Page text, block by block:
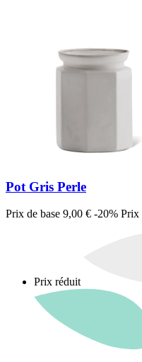
Pot Gris Perle
Prix de base 9,00 € -20% Prix
Prix réduit